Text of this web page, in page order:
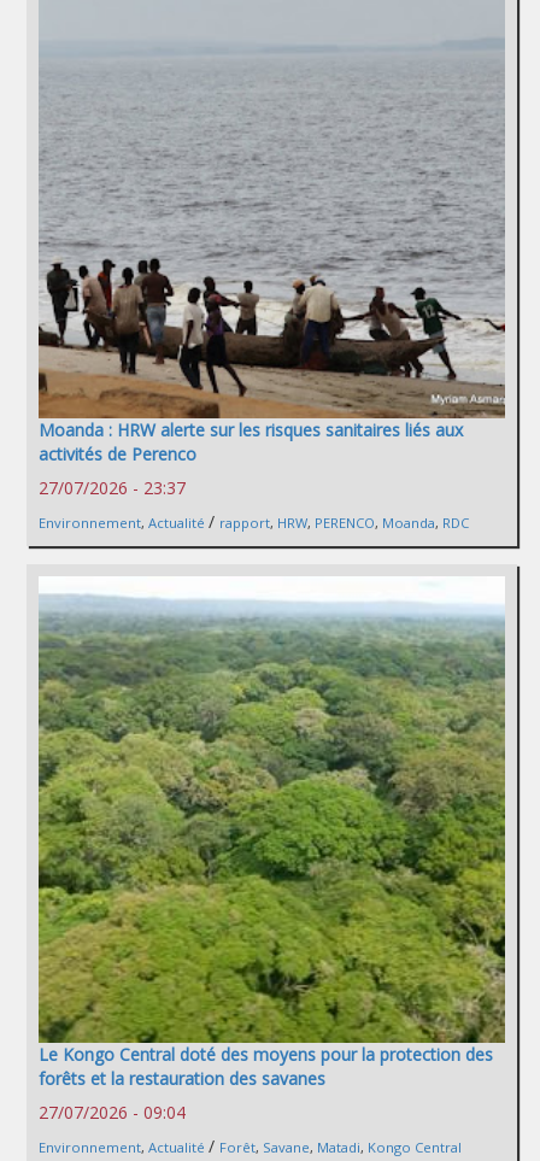
Moanda : HRW alerte sur les risques sanitaires liés aux
activités de Perenco
27/07/2026 - 23:37
Environnement, Actualité / rapport, HRW, PERENCO, Moanda, RDC
Le Kongo Central doté des moyens pour la protection des
forêts et la restauration des savanes
27/07/2026 - 09:04
Environnement, Actualité / Forêt, Savane, Matadi, Kongo Central